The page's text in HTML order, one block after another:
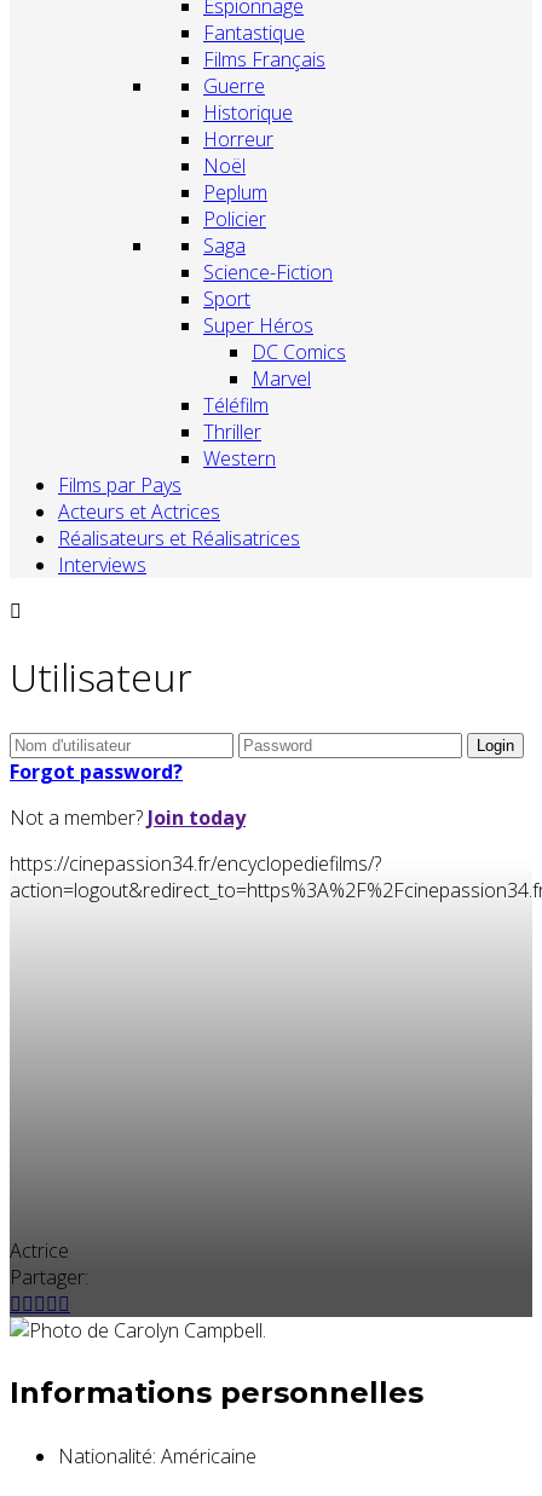
Espionnage
Fantastique
Films Français
Guerre
Historique
Horreur
Noël
Peplum
Policier
Saga
Science-Fiction
Sport
Super Héros
DC Comics
Marvel
Téléfilm
Thriller
Western
Films par Pays
Acteurs et Actrices
Réalisateurs et Réalisatrices
Interviews
Utilisateur
Forgot password?
Not a member? Join today
https://cinepassion34.fr/encyclopediefilms/?
Actrice
Partager:
Informations personnelles
Nationalité: Américaine